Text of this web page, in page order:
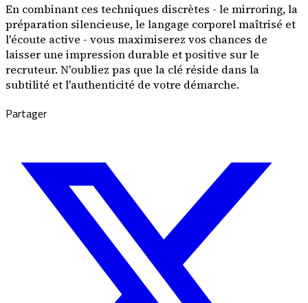
En combinant ces techniques discrètes - le mirroring, la
préparation silencieuse, le langage corporel maîtrisé et
l'écoute active - vous maximiserez vos chances de
laisser une impression durable et positive sur le
recruteur. N'oubliez pas que la clé réside dans la
subtilité et l'authenticité de votre démarche.
Partager